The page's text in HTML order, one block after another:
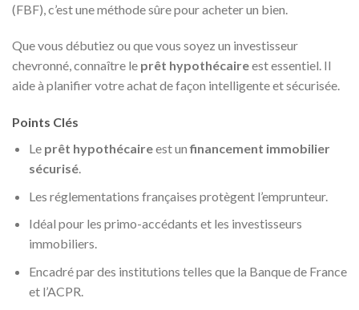
(FBF), c’est une méthode sûre pour acheter un bien.
Que vous débutiez ou que vous soyez un investisseur
chevronné, connaître le prêt hypothécaireest essentiel. Il
aide à planifier votre achat de façon intelligente et sécurisée.
Points Clés
Le prêt hypothécaireest unfinancement immobilier
sécurisé.
Les réglementations françaises protègent l’emprunteur.
Idéal pour les primo-accédants et les investisseurs
immobiliers.
Encadré par des institutions telles que la Banque de France
et l’ACPR.